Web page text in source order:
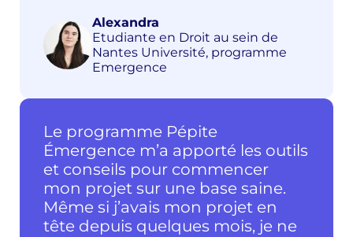
Alexandra
Etudiante en Droit au sein de
Nantes Université, programme
Emergence
Le programme Pépite
Émergence m’a apporté les outils
et conseils pour commencer
mon projet sur une base saine.
Même si j’avais mon projet en
tête depuis quelques mois, je ne